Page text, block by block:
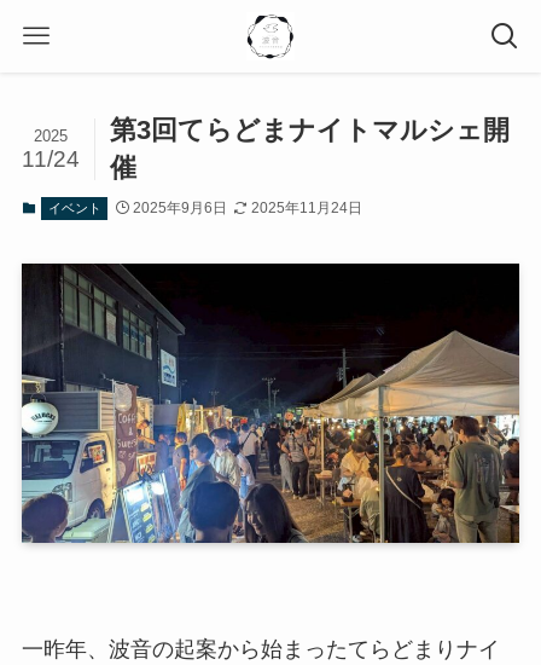
第3回てらどまナイトマルシェ開
催
2025
11/24
イベント 2025年9月6日 2025年11月24日
一昨年、波音の起案から始まったてらどまりナイ